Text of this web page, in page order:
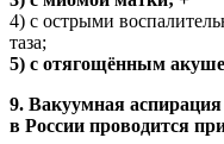
4) с острыми
таза;
5) с отягощённым
9. Вакуумная
в России проводится